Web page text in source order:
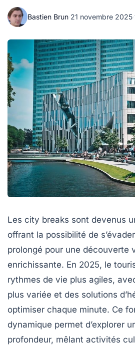
Bastien Brun·21 novembre 2025·
Les city breaks sont devenus
offrant la possibilité de
prolongé pour une découverte
enrichissante. En 2025, le
rythmes de vie plus agiles,
plus variée et des solutions
optimiser chaque minute. Ce
dynamique permet d’explorer
profondeur, mêlant activités